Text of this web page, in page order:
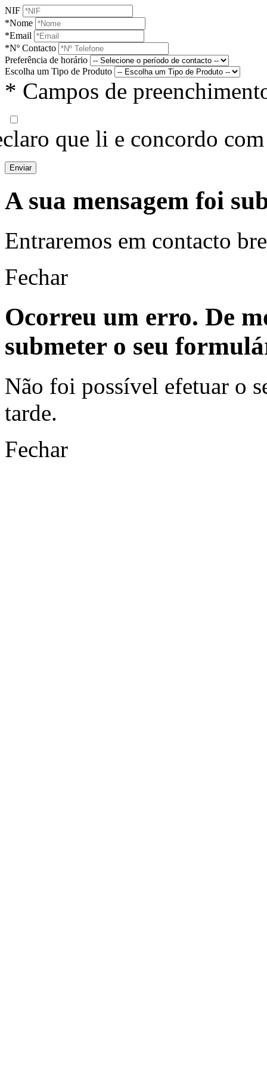
NIF
*Nome
*Email
*Nº Contacto
Preferência de horário
Escolha um Tipo de Produto
* Campos de
que li e concordo
Enviar
A sua mensagem foi
Entraremos em contacto
Fechar
Ocorreu um erro. De
submeter o seu
Não foi possível efetuar o
tarde.
Fechar